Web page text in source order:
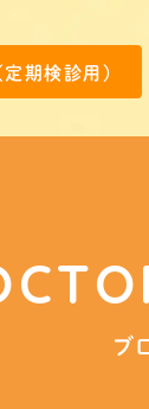
期検診用)
ブ